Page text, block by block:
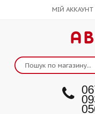
МІЙ АККАУНТ